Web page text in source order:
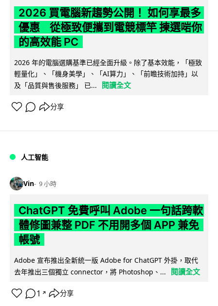
2026 買電腦新趨勢公開！ 如何享最多
優惠 從極致便攜到電競標竿 揀選啱你
的高效能 PC
2026 年的電腦選購基準已經全面升級。除了基本效能，「極致
輕量化」、「機身美學」、「AI算力」、「前瞻技術加持」以
及「品質與售後服務」 已...
閱讀全文
分享
人工智能
Vin 9 小時
ChatGPT 免費呼叫 Adobe 一句話跨軟
體修圖兼整 PDF 不用開多個 APP 兼免
帳號
Adobe 宣布推出全新統一版 Adobe for ChatGPT 外掛，取代
去年推出三個獨立 connector，將 Photoshop、...
閱讀全文
1 ↗ 分享